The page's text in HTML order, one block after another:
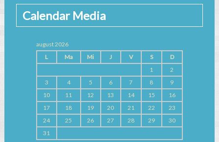
Calendar Media
august 2026
L
Ma Mi J V S
D
1
2
3
4 5 6 7 8
9
10
11 12 13 14 15
16
17
18 19 20 21 22
23
24
25 26 27 28 29
30
31